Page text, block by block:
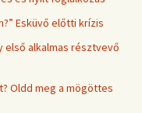
Esküvő előtti krízis
első alkalmas résztvevő
Oldd meg a mögöttes